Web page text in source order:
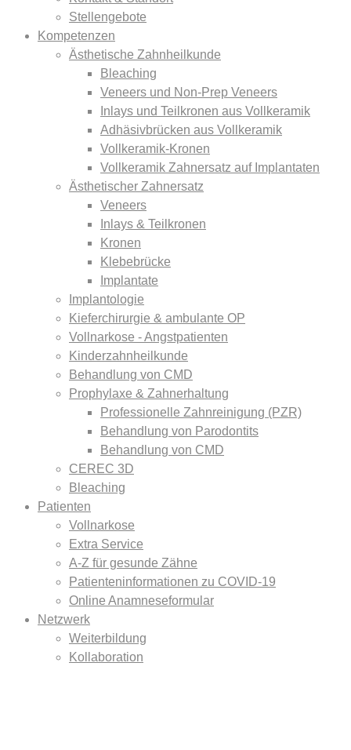
Stellengebote
Kompetenzen
Ästhetische Zahnheilkunde
Bleaching
Veneers und Non-Prep Veneers
Inlays und Teilkronen aus Vollkeramik
Adhäsivbrücken aus Vollkeramik
Vollkeramik-Kronen
Vollkeramik Zahnersatz auf Implantaten
Ästhetischer Zahnersatz
Veneers
Inlays & Teilkronen
Kronen
Klebebrücke
Implantate
Implantologie
Kieferchirurgie & ambulante OP
Vollnarkose - Angstpatienten
Kinderzahnheilkunde
Behandlung von CMD
Prophylaxe & Zahnerhaltung
Professionelle Zahnreinigung (PZR)
Behandlung von Parodontits
Behandlung von CMD
CEREC 3D
Bleaching
Patienten
Vollnarkose
Extra Service
A-Z für gesunde Zähne
Patienteninformationen zu COVID-19
Online Anamneseformular
Netzwerk
Weiterbildung
Kollaboration